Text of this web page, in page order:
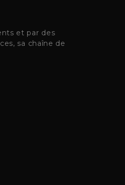
et par des
sa chaîne de